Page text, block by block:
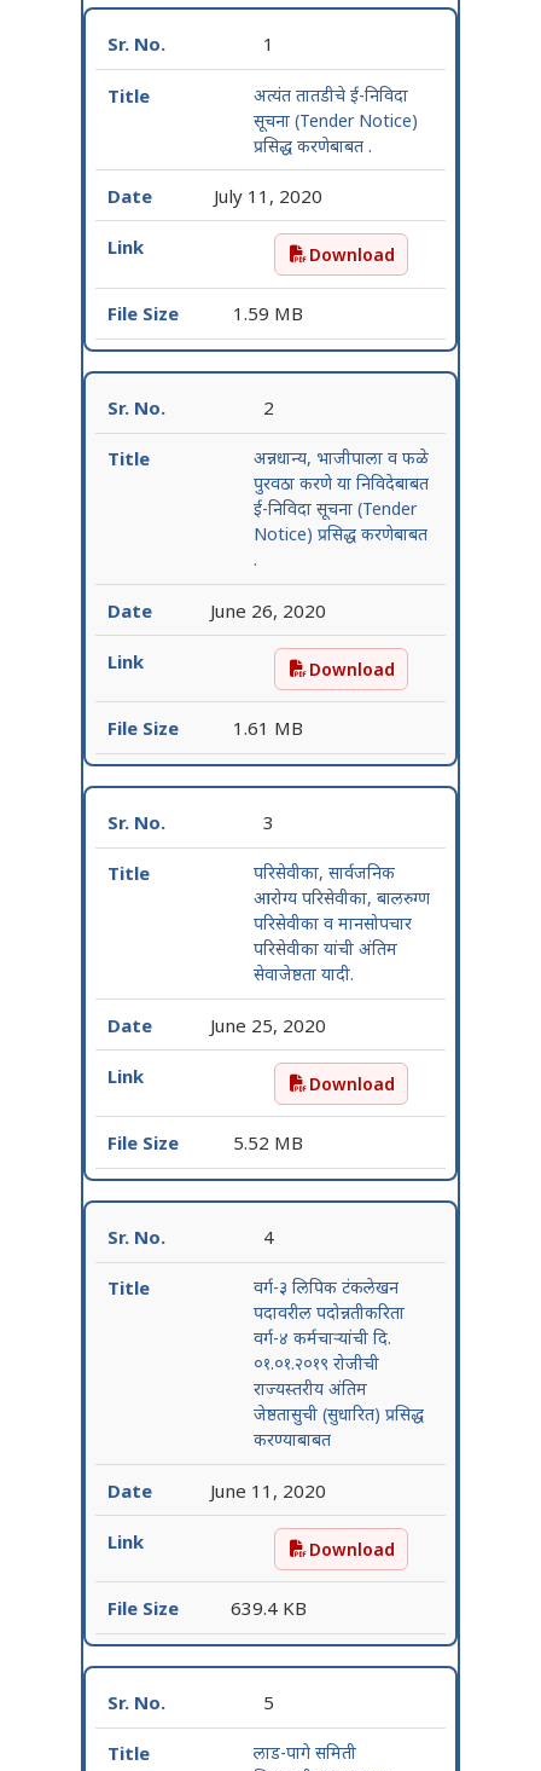
1
अत्यंत तातडीचे ई-निविदा
सूचना (Tender Notice)
प्रसिद्ध करणेबाबत .
July 11, 2020
अत्यंत तातडीचे ई-निविदा
Download
1.59 MB
2
अन्नधान्य, भाजीपाला व फळे
पुरवठा करणे या निविदेबाबत
ई-निविदा सूचना (Tender
Notice) प्रसिद्ध करणेबाबत
.
June 26, 2020
अन्नधान्य, भाजीपाला व फळे
Download
1.61 MB
3
परिसेवीका, सार्वजनिक
आरोग्य परिसेवीका, बालरुग्ण
परिसेवीका व मानसोपचार
परिसेवीका यांची अंतिम
सेवाजेष्ठता यादी.
June 25, 2020
परिसेवीका, सार्वजनिक
Download
5.52 MB
4
वर्ग-३ लिपिक टंकलेखन
पदावरील पदोन्नतीकरिता
वर्ग-४ कर्मचाऱ्यांची दि.
०१.०१.२०१९ रोजीची
राज्यस्तरीय अंतिम
जेष्ठतासुची (सुधारित) प्रसिद्ध
करण्याबाबत
June 11, 2020
वर्ग-३ लिपिक टंकलेखन
Download
639.4 KB
5
लाड-पागे समिती